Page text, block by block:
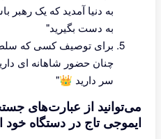
به دنیا آمدید که یک رهبر
به دست بگیرید"
برای توصیف کسی که
چنان حضور شاهانه ای
سر دارید 👑"
می‌توانید از عبارت‌های
ایموجی تاج در دستگاه خود